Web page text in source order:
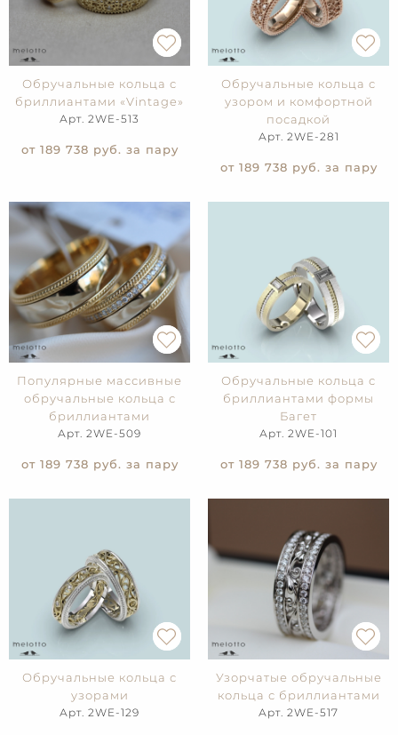
Обручальные кольца с
бриллиантами «Vintage»
Арт. 2WE-513
от 189 738 руб. за пару
Обручальные кольца с
узором и комфортной
посадкой
Арт. 2WE-281
от 189 738 руб. за пару
Популярные массивные
обручальные кольца с
бриллиантами
Арт. 2WE-509
от 189 738 руб. за пару
Обручальные кольца с
бриллиантами формы
Багет
Арт. 2WE-101
от 189 738 руб. за пару
Обручальные кольца с
узорами
Арт. 2WE-129
Узорчатые обручальные
кольца с бриллиантами
Арт. 2WE-517